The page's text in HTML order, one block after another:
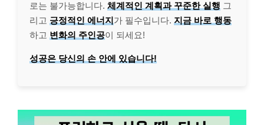
로는 불가능합니다. 체계적인 계획과 꾸준한 실행 그
리고 긍정적인 에너지가 필수입니다. 지금 바로 행동
하고 변화의 주인공이 되세요!
성공은 당신의 손 안에 있습니다!